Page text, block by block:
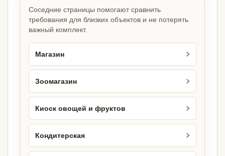
Соседние страницы помогают сравнить
требования для близких объектов и не потерять
важный комплект.
Магазин
Зоомагазин
Киоск овощей и фруктов
Кондитерская